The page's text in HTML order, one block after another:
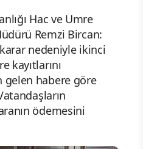
Hac ve Umre
Remzi Bircan:
nedeniyle ikinci
kayıtlarını
gelen habere göre
ödemesini